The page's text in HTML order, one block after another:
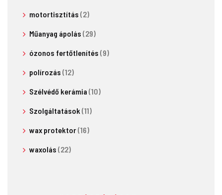
motortisztítás (2)
Műanyag ápolás (29)
ózonos fertőtlenítés (9)
polírozás (12)
Szélvédő kerámia (10)
Szolgáltatások (11)
wax protektor(16)
waxolás (22)